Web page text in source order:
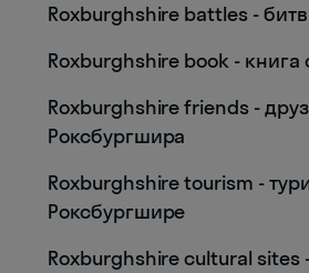
Roxburghshire battles -
Roxburghshire book -
Roxburghshire friends -
Роксбургшира
Roxburghshire tourism -
Роксбургшире
Roxburghshire cultural sites